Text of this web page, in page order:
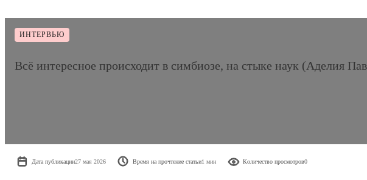
ИНТЕРВЬЮ
Всё интересное происходит в симбиозе, на стыке наук (Аделия
Дата публикации27 мая 2026 Время на прочтение статьи1 мин Количество просмотров0